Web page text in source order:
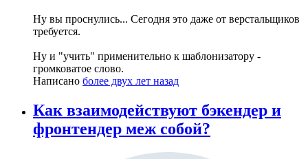
Ну вы проснулись... Сегодня это даже от верстальщиков
требуется.
Ну и "учить" применительно к шаблонизатору -
громковатое слово.
Написано более двух лет назад
Как взаимодействуют бэкендер и
фронтендер меж собой?